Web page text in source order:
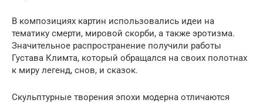
В композициях картин использовались идеи на
тематику смерти, мировой скорби, а также эротизма.
Значительное распространение получили работы
Густава Климта, который обращался на своих полотнах
к миру легенд, снов, и сказок.
Скульптурные творения эпохи модерна отличаются